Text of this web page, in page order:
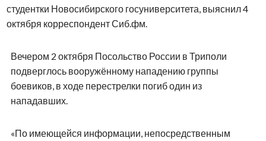
студентки Новосибирского госуниверситета, выяснил 4
октября корреспондент Сиб.фм.
Вечером 2 октября Посольство России в Триполи
подверглось вооружённому нападению группы
боевиков, в ходе перестрелки погиб один из
нападавших.
«По имеющейся информации, непосредственным